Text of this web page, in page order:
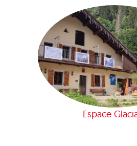
Espace